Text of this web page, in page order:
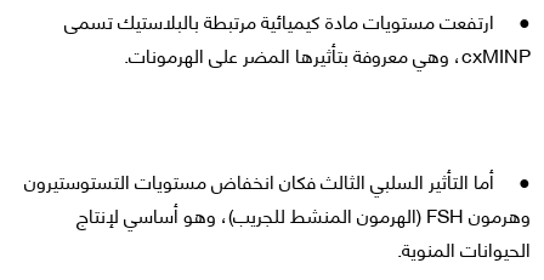
● ارتفعت مستويات مادة كيميائية مرتبطة بالبلاستيك تسمى
cxMINP، وهي معروفة بتأثيرها المضر على الهرمونات.
● أما التأثير السلبي الثالث فكان انخفاض مستويات التستوستيرون
وهرمون FSH (الهرمون المنشط للجريب)، وهو أساسي لإنتاج
الحيوانات المنوية.